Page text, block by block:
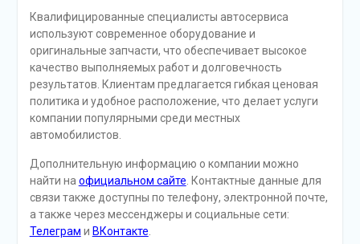
Квалифицированные специалисты автосервиса
используют современное оборудование и
оригинальные запчасти, что обеспечивает высокое
качество выполняемых работ и долговечность
результатов. Клиентам предлагается гибкая ценовая
политика и удобное расположение, что делает услуги
компании популярными среди местных
автомобилистов.
Дополнительную информацию о компании можно
найти наофициальном сайте. Контактные данные для
связи также доступны по телефону, электронной почте,
а также через мессенджеры и социальные сети:
Телеграм и ВКонтакте.